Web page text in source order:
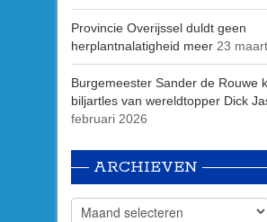
Provincie Overijssel duldt geen
herplantnalatigheid meer 23
Burgemeester Sander de Rouwe
biljartles van wereldtopper Dick
februari 2026
ARCHIEVEN